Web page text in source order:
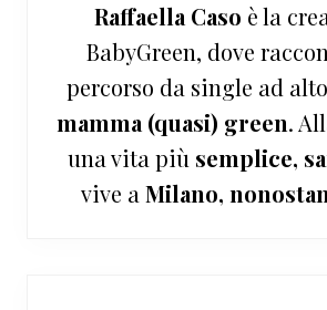
Raffaella Caso è la
BabyGreen, dove
percorso da single ad
mamma (quasi) green.
una vita più semplice,
vive a Milano,